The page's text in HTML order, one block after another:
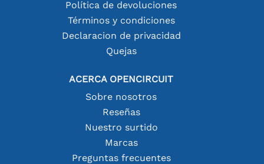
Política de devoluciones
Términos y condiciones
Declaracion de privacidad
Quejas
ACERCA OPENCIRCUIT
Sobre nosotros
Reseñas
Nuestro surtido
Marcas
Preguntas frecuentes